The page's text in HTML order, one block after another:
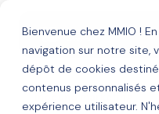
Bienvenue chez MMIO !
navigation sur notre site,
dépôt de cookies
contenus personnalisés
expérience utilisateur.
inbound marketing